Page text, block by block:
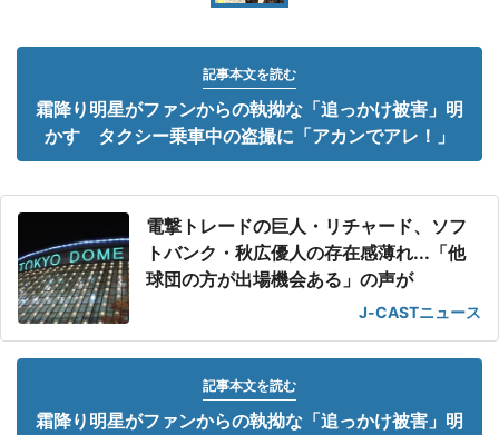
記事本文を読む
霜降り明星がファンからの執拗な「追っかけ被害」明
かす タクシー乗車中の盗撮に「アカンでアレ！」
電撃トレードの巨人・リチャード、ソフ
トバンク・秋広優人の存在感薄れ...「他
球団の方が出場機会ある」の声が
J-CASTニュース
記事本文を読む
霜降り明星がファンからの執拗な「追っかけ被害」明